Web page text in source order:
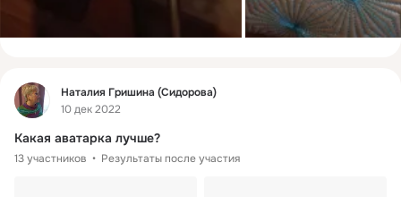
Фид
Наталия Гришина (Сидорова)
10 дек 2022
Какая аватарка лучше?
13 участников Результаты после участия